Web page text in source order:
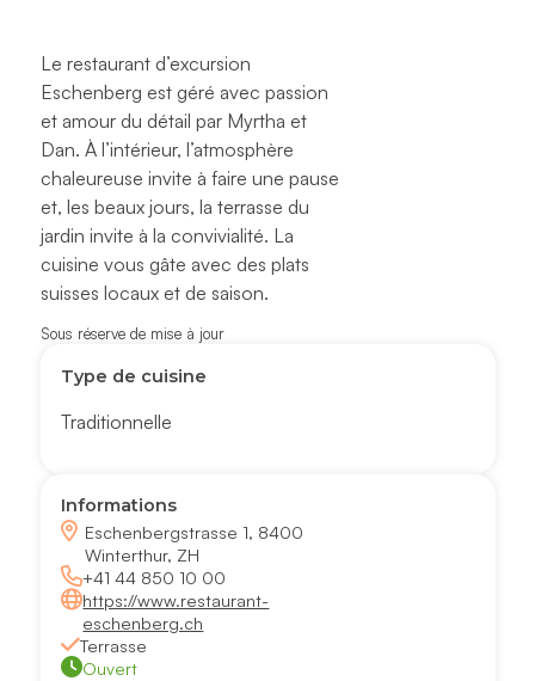
Le restaurant d’excursion
Eschenberg est géré avec passion
et amour du détail par Myrtha et
Dan. À l’intérieur, l’atmosphère
chaleureuse invite à faire une pause
et, les beaux jours, la terrasse du
jardin invite à la convivialité. La
cuisine vous gâte avec des plats
suisses locaux et de saison.
Sous réserve de mise à jour
Type de cuisine
Traditionnelle
Informations
Eschenbergstrasse 1, 8400
Winterthur, ZH
+41 44 850 10 00
https://www.restaurant-
eschenberg.ch
Terrasse
Ouvert